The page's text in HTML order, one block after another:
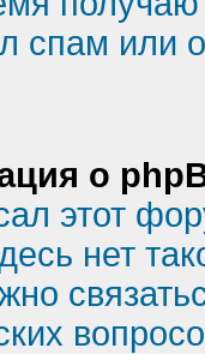
спам или
о
этот
нет